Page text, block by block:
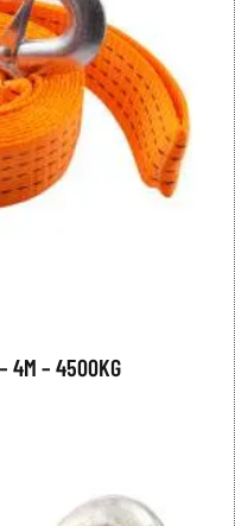
– 4M – 4500KG